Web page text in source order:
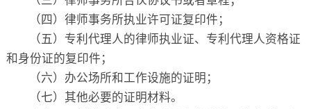
（四）律师事务所执业许可证复印件；
（五）专利代理人的律师执业证、专利代理人资格证
和身份证的复印件；
（六）办公场所和工作设施的证明；
（七）其他必要的证明材料。